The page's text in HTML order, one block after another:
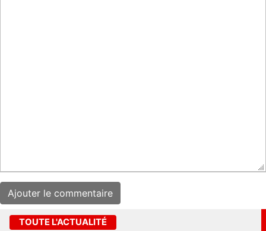
TOUTE L'ACTUALITÉ